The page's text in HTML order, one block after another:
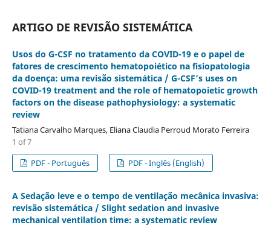
ARTIGO DE REVISÃO SISTEMÁTICA
Usos do G-CSF no tratamento da COVID-19 e o papel de
fatores de crescimento hematopoiético na fisiopatologia
da doença: uma revisão sistemática / G-CSF’s uses on
COVID-19 treatment and the role of hematopoietic growth
factors on the disease pathophysiology: a systematic
review
Tatiana Carvalho Marques, Eliana Claudia Perroud Morato Ferreira
1 of 7
PDF - Português
PDF - Inglês (English)
A Sedação leve e o tempo de ventilação mecânica invasiva:
revisão sistemática / Slight sedation and invasive
mechanical ventilation time: a systematic review